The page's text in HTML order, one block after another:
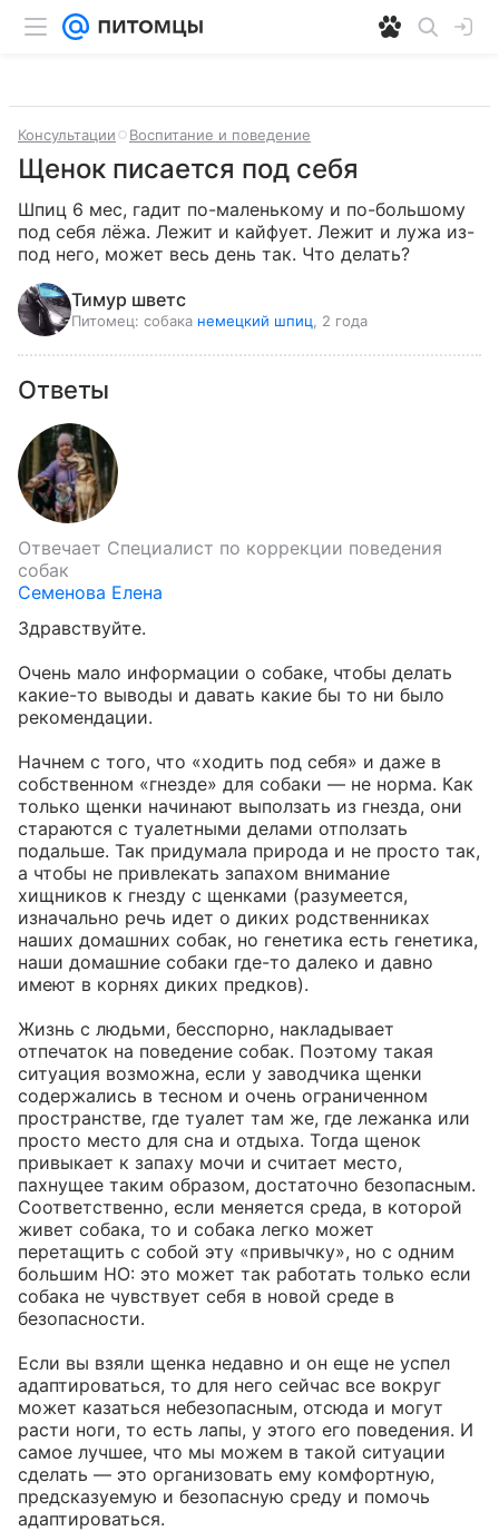
Консультации Воспитание и поведение
Щенок писается под себя
Шпиц 6 мес, гадит по-маленькому и по-большому
под себя лёжа. Лежит и кайфует. Лежит и лужа из-
под него, может весь день так. Что делать?
Тимур шветс
Питомец: собака немецкий шпиц , 2 года
Ответы
Отвечает Специалист по коррекции поведения
собак
Семенова Елена
Здравствуйте.
Очень мало информации о собаке, чтобы делать
какие-то выводы и давать какие бы то ни было
рекомендации.
Начнем с того, что «ходить под себя» и даже в
собственном «гнезде» для собаки — не норма. Как
только щенки начинают выползать из гнезда, они
стараются с туалетными делами отползать
подальше. Так придумала природа и не просто так,
а чтобы не привлекать запахом внимание
хищников к гнезду с щенками (разумеется,
изначально речь идет о диких родственниках
наших домашних собак, но генетика есть генетика,
наши домашние собаки где-то далеко и давно
имеют в корнях диких предков).
Жизнь с людьми, бесспорно, накладывает
отпечаток на поведение собак. Поэтому такая
ситуация возможна, если у заводчика щенки
содержались в тесном и очень ограниченном
пространстве, где туалет там же, где лежанка или
просто место для сна и отдыха. Тогда щенок
привыкает к запаху мочи и считает место,
пахнущее таким образом, достаточно безопасным.
Соответственно, если меняется среда, в которой
живет собака, то и собака легко может
перетащить с собой эту «привычку», но с одним
большим НО: это может так работать только если
собака не чувствует себя в новой среде в
безопасности.
Если вы взяли щенка недавно и он еще не успел
адаптироваться, то для него сейчас все вокруг
может казаться небезопасным, отсюда и могут
расти ноги, то есть лапы, у этого его поведения. И
самое лучшее, что мы можем в такой ситуации
сделать — это организовать ему комфортную,
предсказуемую и безопасную среду и помочь
адаптироваться.